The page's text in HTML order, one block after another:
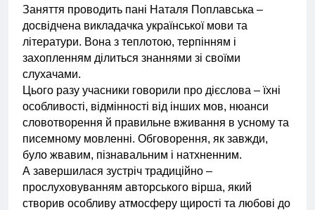
Заняття проводить пані Наталя Поплавська –
досвідчена викладачка української мови та
літератури. Вона з теплотою, терпінням і
захопленням ділиться знаннями зі своїми
слухачами.
Цього разу учасники говорили про дієслова – їхні
особливості, відмінності від інших мов, нюанси
словотворення й правильне вживання в усному та
писемному мовленні. Обговорення, як завжди,
було жвавим, пізнавальним і натхненним.
А завершилася зустріч традиційно –
прослуховуванням авторського вірша, який
створив особливу атмосферу щирості та любові до